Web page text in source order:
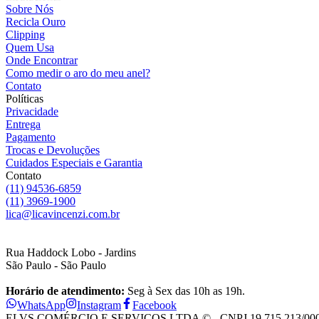
Sobre Nós
Recicla Ouro
Clipping
Quem Usa
Onde Encontrar
Como medir o aro do meu anel?
Contato
Políticas
Privacidade
Entrega
Pagamento
Trocas e Devoluções
Cuidados Especiais e Garantia
Contato
(11) 94536-6859
(11) 3969-1900
lica@licavincenzi.com.br
Rua Haddock Lobo - Jardins
São Paulo - São Paulo
Horário de atendimento: Seg à Sex das 10h as 19h.
WhatsApp
Instagram
Facebook